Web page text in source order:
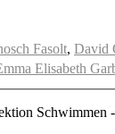
Fasolt, David
Elisabeth
Schwimmen